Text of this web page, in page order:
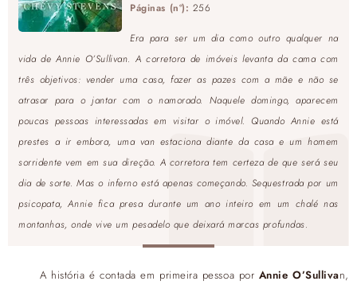
Páginas (nº): 256
Era para ser um dia como outro qualquer na
vida de Annie O’Sullivan. A corretora de imóveis levanta da cama com
três objetivos: vender uma casa, fazer as pazes com a mãe e não se
atrasar para o jantar com o namorado. Naquele domingo, aparecem
poucas pessoas interessadas em visitar o imóvel. Quando Annie está
prestes a ir embora, uma van estaciona diante da casa e um homem
sorridente vem em sua direção. A corretora tem certeza de que será seu
dia de sorte. Mas o inferno está apenas começando. Sequestrada por um
psicopata, Annie fica presa durante um ano inteiro em um chalé nas
montanhas, onde vive um pesadelo que deixará marcas profundas.
A história é contada em primeira pessoa por Annie O’Sullivan,